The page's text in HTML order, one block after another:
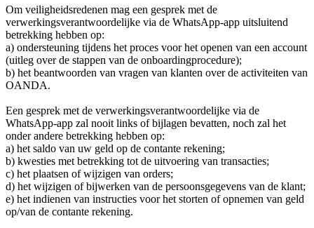
Om veiligheidsredenen mag een gesprek met de
verwerkingsverantwoordelijke via de WhatsApp-app uitsluitend
betrekking hebben op:
a) ondersteuning tijdens het proces voor het openen van een account
(uitleg over de stappen van de onboardingprocedure);
b) het beantwoorden van vragen van klanten over de activiteiten van
OANDA.
Een gesprek met de verwerkingsverantwoordelijke via de
WhatsApp-app zal nooit links of bijlagen bevatten, noch zal het
onder andere betrekking hebben op:
a) het saldo van uw geld op de contante rekening;
b) kwesties met betrekking tot de uitvoering van transacties;
c) het plaatsen of wijzigen van orders;
d) het wijzigen of bijwerken van de persoonsgegevens van de klant;
e) het indienen van instructies voor het storten of opnemen van geld
op/van de contante rekening.